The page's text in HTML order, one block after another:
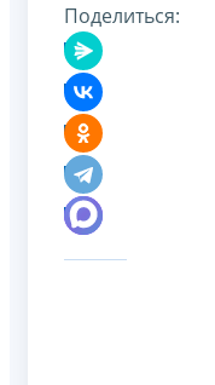
Поделиться: